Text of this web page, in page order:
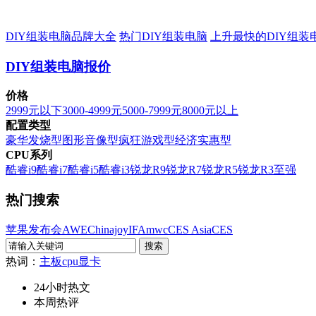
DIY组装电脑品牌大全 热门DIY组装电脑 上升最快的DIY组装
DIY组装电脑报价
价格
2999元以下3000-4999元5000-7999元8000元以上
配置类型
豪华发烧型图形音像型疯狂游戏型经济实惠型
CPU系列
酷睿i9酷睿i7酷睿i5酷睿i3锐龙R9锐龙R7锐龙R5锐龙R3至强
热门搜索
苹果发布会AWEChinajoyIFAmwcCES AsiaCES
热词： 主板cpu显卡
24小时热文
本周热评